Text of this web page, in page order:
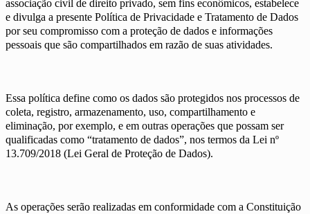
associação civil de direito privado, sem fins econômicos, estabelece
e divulga a presente Política de Privacidade e Tratamento de Dados
por seu compromisso com a proteção de dados e informações
pessoais que são compartilhados em razão de suas atividades.
Essa política define como os dados são protegidos nos processos de
coleta, registro, armazenamento, uso, compartilhamento e
eliminação, por exemplo, e em outras operações que possam ser
qualificadas como “tratamento de dados”, nos termos da Lei nº
13.709/2018 (Lei Geral de Proteção de Dados).
As operações serão realizadas em conformidade com a Constituição